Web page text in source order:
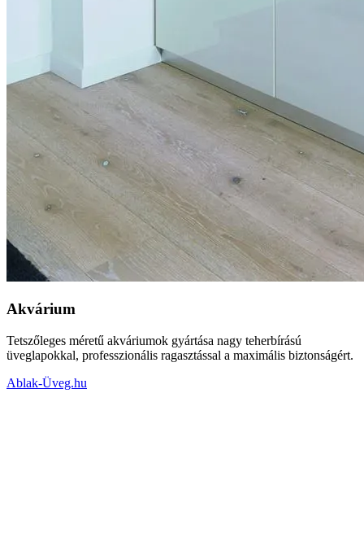
Akvárium
Tetszőleges méretű akváriumok gyártása nagy teherbírású
üveglapokkal, professzionális ragasztással a maximális biztonságért.
Ablak-Üveg.hu